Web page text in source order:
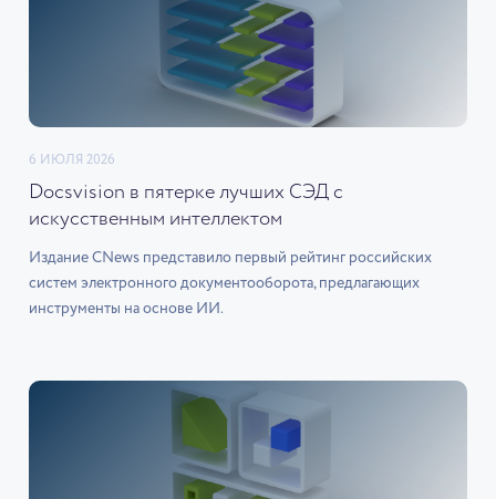
6 ИЮЛЯ 2026
Docsvision в пятерке лучших СЭД с
искусственным интеллектом
Издание CNews представило первый рейтинг российских
систем электронного документооборота, предлагающих
инструменты на основе ИИ.